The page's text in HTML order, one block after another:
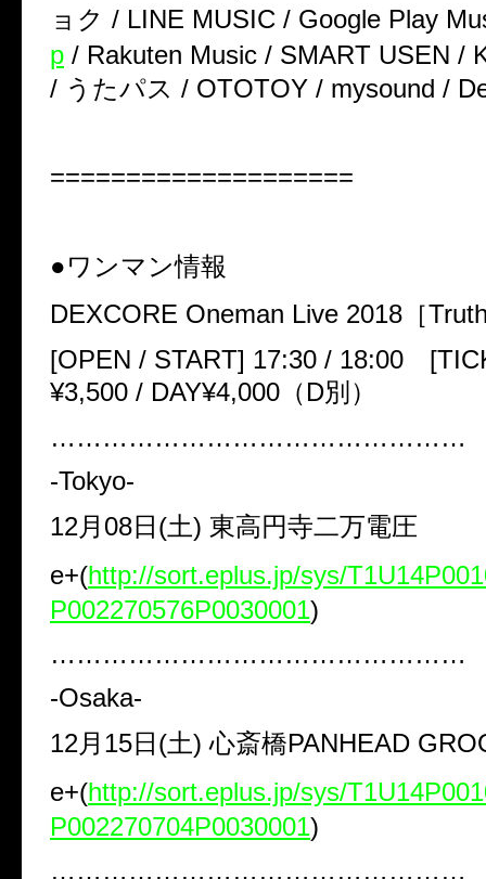
ョク / LINE MUSIC / Google Play
p / Rakuten Music / SMART USEN /
/ うたパス / OTOTOY / mysound /
====================
●ワンマン情報
DEXCORE Oneman Live 2018 ［
[OPEN / START] 17:30 / 18:00 [
¥3,500 / DAY¥4,000 （D別）
…………………………………………
-Tokyo-
12月 08日(土) 東高円寺二万電圧
e+(http://sort.eplus.jp/sys/
P002270576P0030001)
…………………………………………
-Osaka-
12月 15日(土) 心斎橋PANHEAD
e+(http://sort.eplus.jp/sys/
P002270704P0030001)
…………………………………………